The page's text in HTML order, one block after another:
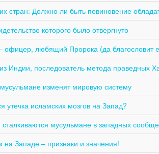
стран: Должно ли быть повиновение
которого было отвергнуто
любящий Пророка (да благословит
Индии, последователь метода праведных
изменят мировую систему
утечка исламских мозгов на Запад?
мусульмане в западных
Западе – признаки и значения!